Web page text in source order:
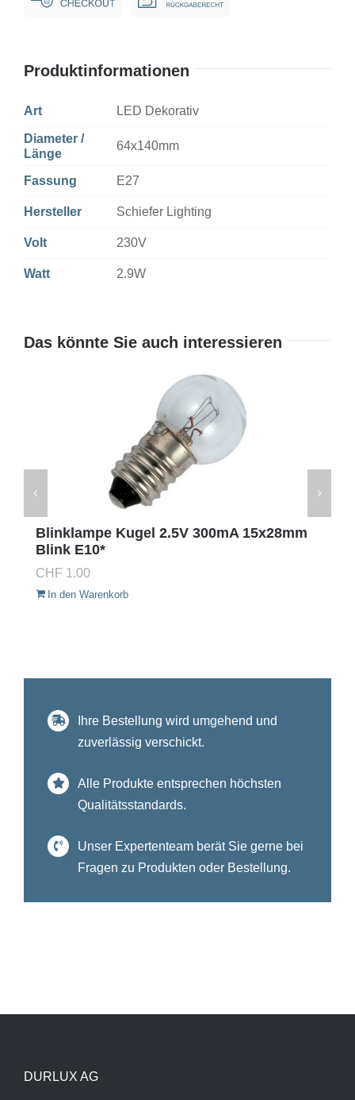
Dim
Produktinformationen
Art LED Dekorativ
Diameter /
Länge
64x140mm
Fassung E27
Hersteller Schiefer Lighting
Volt 230V
Watt 2.9W
Das könnte Sie auch interessieren
Blinklampe Kugel 2.5V 300mA 15x28mm
Blink E10*
CHF 1.00
In den Warenkorb
Ihre Bestellung wird umgehend und
zuverlässig verschickt.
Alle Produkte entsprechen höchsten
Qualitätsstandards.
Unser Expertenteam berät Sie gerne bei
Fragen zu Produkten oder Bestellung.
DURLUX AG